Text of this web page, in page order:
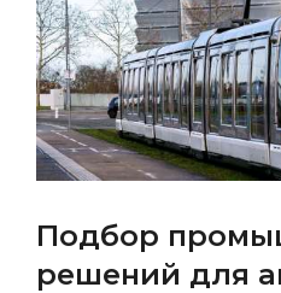
Подбор
решений для